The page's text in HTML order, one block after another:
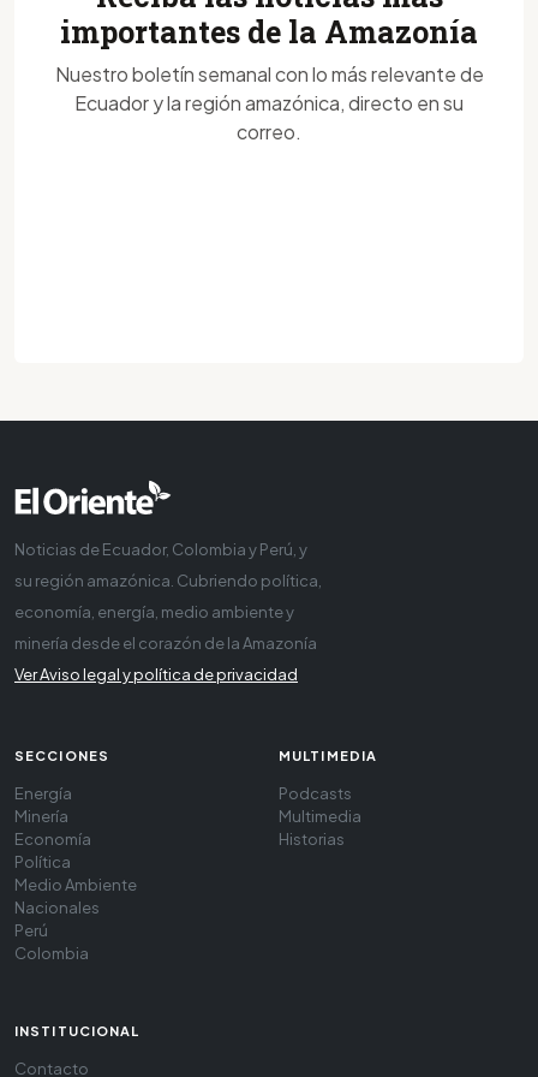
importantes de la Amazonía
Nuestro boletín semanal con lo más relevante de
Ecuador y la región amazónica, directo en su
correo.
Noticias de Ecuador, Colombia y Perú, y
su región amazónica. Cubriendo política,
economía, energía, medio ambiente y
minería desde el corazón de la Amazonía
Ver Aviso legal y política de privacidad
SECCIONES
Energía
Minería
Economía
Política
Medio Ambiente
Nacionales
Perú
Colombia
MULTIMEDIA
Podcasts
Multimedia
Historias
INSTITUCIONAL
Contacto